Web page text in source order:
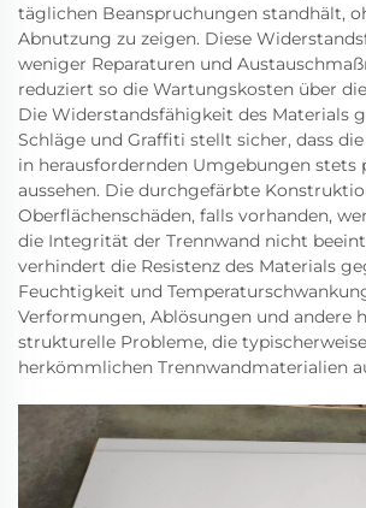
täglichen Beanspruchungen standhält,
Abnutzung zu zeigen. Diese
weniger Reparaturen und
reduziert so die Wartungskosten über
Die Widerstandsfähigkeit des Materials
Schläge und Graffiti stellt sicher, dass
in herausfordernden Umgebungen stets
aussehen. Die durchgefärbte
Oberflächenschäden, falls vorhanden,
die Integrität der Trennwand nicht
verhindert die Resistenz des Materials
Feuchtigkeit und
Verformungen, Ablösungen und andere
strukturelle Probleme, die
herkömmlichen Trennwandmaterialien